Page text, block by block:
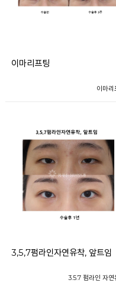
이마리프팅
이마리
3,5,7펌라인자연유착, 앞트임
3.5.7 펌라인 자연